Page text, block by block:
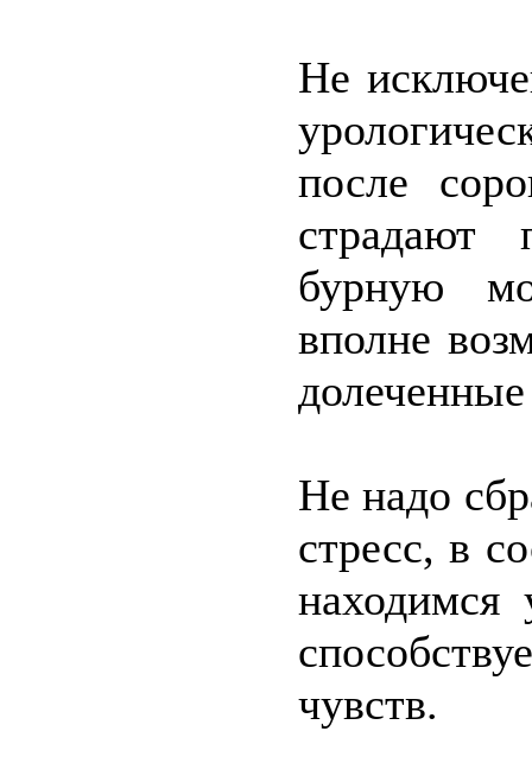
Не
после
страдают
бурную
вполне
долеченные
Не надо
стресс, в
чувств.